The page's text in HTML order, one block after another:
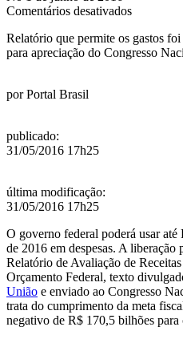
Comentários desativadosem
quer
liberar
Relatório que permite os gastos
para apreciação do Congresso
porPortal Brasil
publicado:
31/05/2016 17h25
última modificação:
31/05/2016 17h25
O governo federal poderá usar
de 2016 em despesas. A liberação
Relatório de Avaliação de
Orçamento Federal, texto
União e enviado ao Congresso
trata do cumprimento da meta
negativo de R$ 170,5 bilhões para